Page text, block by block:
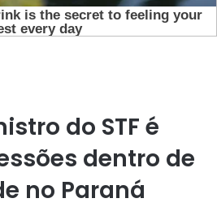
do STF é
dentro de
no Paraná